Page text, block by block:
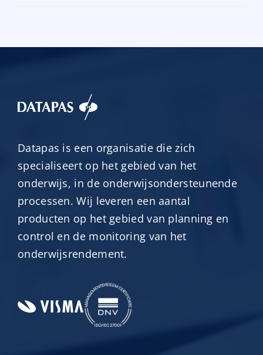
begrotingsvoorbereiding
Datapas is een organisatie die zich
specialiseert op het gebied van het
onderwijs, in de onderwijsondersteunende
processen. Wij leveren een aantal
producten op het gebied van planning en
control en de monitoring van het
onderwijsrendement.